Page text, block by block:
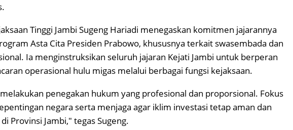
Tinggi Jambi Sugeng Hariadi menegaskan komitmen jajarannya
Asta Cita Presiden Prabowo, khususnya terkait swasembada dan
Ia menginstruksikan seluruh jajaran Kejati Jambi untuk berperan
operasional hulu migas melalui berbagai fungsi kejaksaan.
penegakan hukum yang profesional dan proporsional. Fokus
negara serta menjaga agar iklim investasi tetap aman dan
Provinsi Jambi," tegas Sugeng.